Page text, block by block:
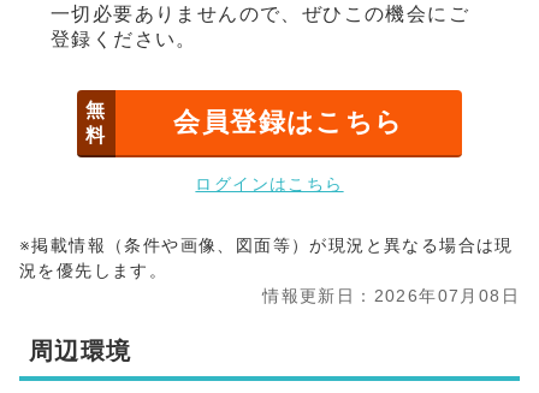
一切必要ありませんので、ぜひこの機会にご
登録ください。
無
料
会員登録はこちら
ログインはこちら
※掲載情報（条件や画像、図面等）が現況と異なる場合は現
況を優先します。
情報更新日：2026年07月08日
周辺環境